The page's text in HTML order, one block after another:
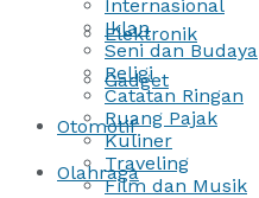
Elektronik
Gadget
Otomotif
Olahraga
Internasional
Iklan
Seni dan Budaya
Religi
Catatan Ringan
Ruang Pajak
Kuliner
Traveling
Film dan Musik